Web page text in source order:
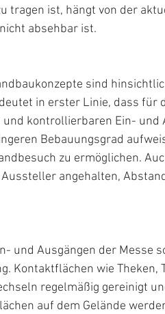
tragen ist, hängt von der
absehbar ist.
sind
in erster Linie, dass für
kontrollierbaren Ein- und
Bebauungsgrad
zu ermöglichen.
angehalten,
und Ausgängen der Messe
Kontaktflächen wie Theken,
regelmäßig gereinigt
auf dem Gelände